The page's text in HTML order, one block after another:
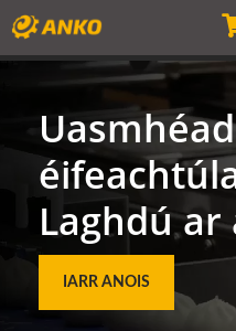
Laghdú
IARR ANOIS